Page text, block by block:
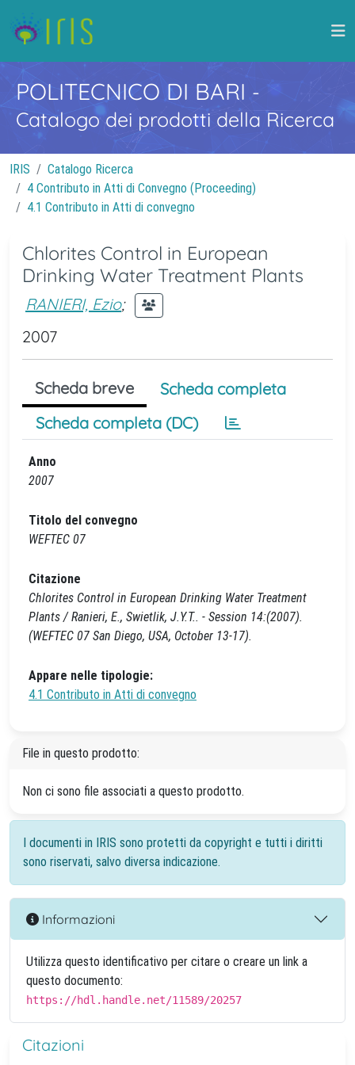
POLITECNICO DI BARI -
Catalogo dei prodotti della Ricerca
IRIS
Catalogo Ricerca
4 Contributo in Atti di Convegno (Proceeding)
4.1 Contributo in Atti di convegno
Chlorites Control in European
Drinking Water Treatment Plants
RANIERI, Ezio;
2007
Scheda breve
Scheda completa
Scheda completa (DC)
Anno
2007
Titolo del convegno
WEFTEC 07
Citazione
Chlorites Control in European Drinking Water Treatment
Plants / Ranieri, E., Swietlik, J.Y.T.. - Session 14:(2007).
(WEFTEC 07 San Diego, USA, October 13-17).
Appare nelle tipologie:
4.1 Contributo in Atti di convegno
File in questo prodotto:
Non ci sono file associati a questo prodotto.
I documenti in IRIS sono protetti da copyright e tutti i diritti
sono riservati, salvo diversa indicazione.
Informazioni
Utilizza questo identificativo per citare o creare un link a
questo documento:
https://hdl.handle.net/11589/20257
Citazioni